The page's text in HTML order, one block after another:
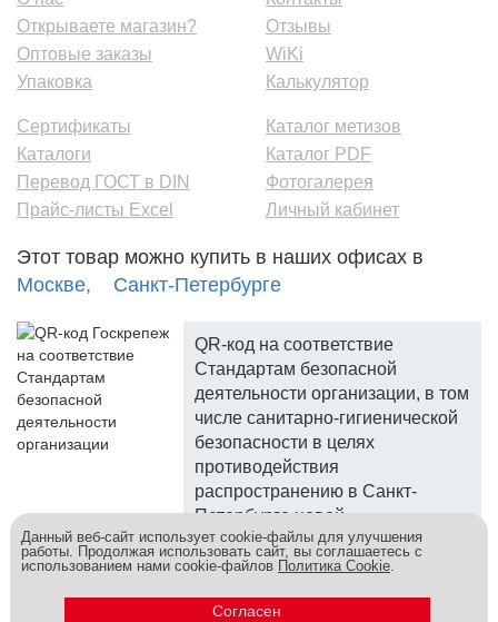
Открываете магазин?
Оптовые заказы
Упаковка
Отзывы
WiKi
Калькулятор
Сертификаты
Каталоги
Перевод ГОСТ в DIN
Прайс-листы Excel
Каталог метизов
Каталог PDF
Фотогалерея
Личный кабинет
Этот товар можно купить в наших офисах в
Москве,
Санкт-Петербурге
QR-код на соответствие
Стандартам безопасной
деятельности организации, в том
числе санитарно-гигиенической
безопасности в целях
противодействия
распространению в Санкт-
Петербурге новой
коронавирусной инфекции.
Метизы и крепеж оптом - это к нам! © 2026
Данный веб-сайт использует cookie-файлы для улучшения
работы. Продолжая использовать сайт, вы соглашаетесь с
использованием нами cookie-файлов Политика Cookie.
Согласен